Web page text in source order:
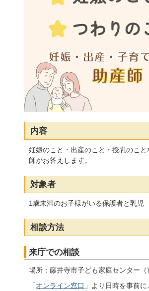
内容
妊娠のこと・出産のこと・授乳のこ
師がお答えします。
対象者
1歳未満のお子様がいる保護者と乳児
相談方法
来庁での相談
場所：藤井寺市子ども家庭センター（
「オンライン窓口 」より日時を事前